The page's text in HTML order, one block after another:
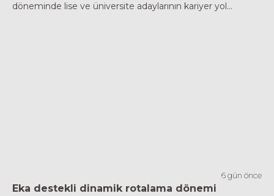
döneminde lise ve üniversite adaylarının kariyer yol...
6 gün önce
Eka destekli dinamik rotalama dönemi